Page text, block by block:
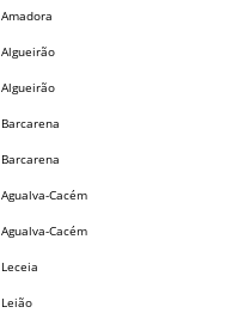
Amadora
Algueirão
Algueirão
Barcarena
Barcarena
Agualva-Cacém
Agualva-Cacém
Leceia
Leião